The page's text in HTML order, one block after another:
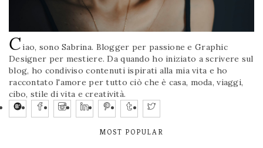
Ciao, sono Sabrina. Blogger per passione e Graphic
Designer per mestiere. Da quando ho iniziato a scrivere sul
blog, ho condiviso contenuti ispirati alla mia vita e ho
raccontato l'amore per tutto ciò che è casa, moda, viaggi,
cibo, stile di vita e creatività.
MOST POPULAR